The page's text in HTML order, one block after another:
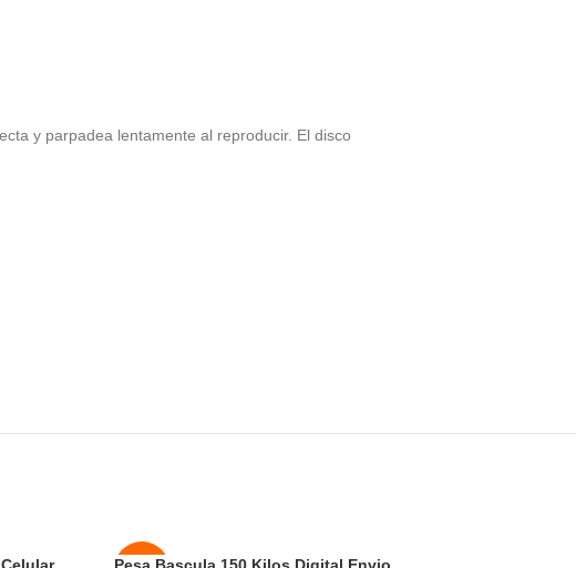
y parpadea lentamente al reproducir. El disco